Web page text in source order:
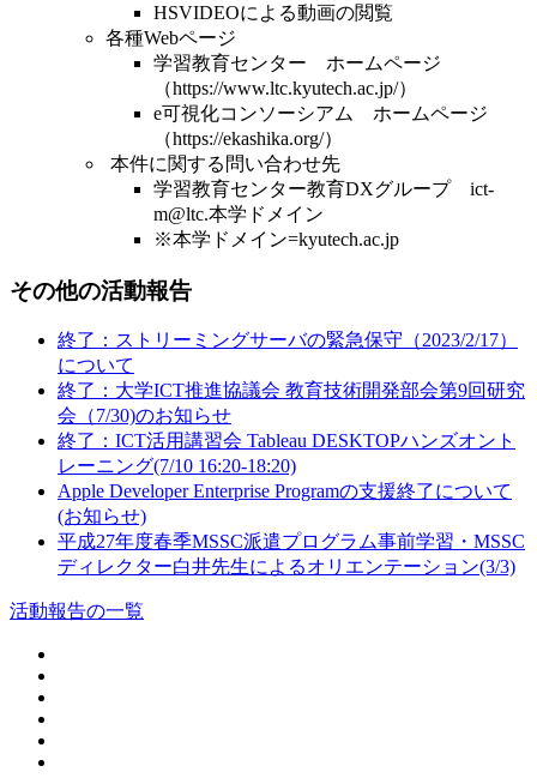
HSVIDEOによる動画の閲覧
各種Webページ
学習教育センター ホームページ
（https://www.ltc.kyutech.ac.jp/）
e可視化コンソーシアム ホームページ
（https://ekashika.org/）
本件に関する問い合わせ先
学習教育センター教育DXグループ ict-
m@ltc.本学ドメイン
※本学ドメイン=kyutech.ac.jp
その他の活動報告
終了：ストリーミングサーバの緊急保守（2023/2/17）
について
終了：大学ICT推進協議会 教育技術開発部会第9回研究
会（7/30)のお知らせ
終了：ICT活用講習会 Tableau DESKTOPハンズオント
レーニング(7/10 16:20-18:20)
Apple Developer Enterprise Programの支援終了について
(お知らせ)
平成27年度春季MSSC派遣プログラム事前学習・MSSC
ディレクター白井先生によるオリエンテーション(3/3)
活動報告の一覧